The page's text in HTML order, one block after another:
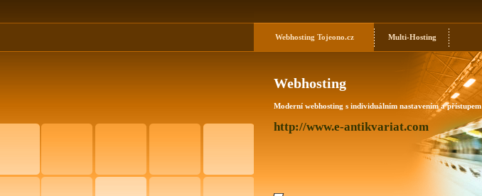
Webhosting Tojeono.cz Multi-Hosting
Webhosting
Moderní webhosting s individuálním nastavením a přístupem
http://www.e-antikvariat.com